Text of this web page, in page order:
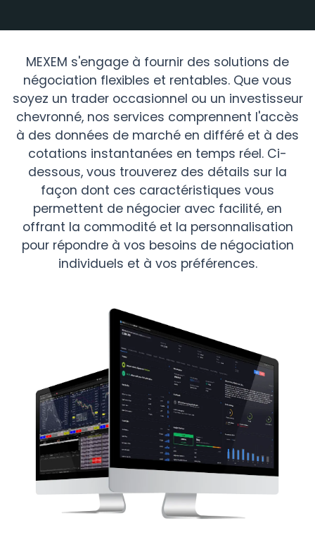
MEXEM s'engage à fournir des solutions de
négociation flexibles et rentables. Que vous
soyez un trader occasionnel ou un investisseur
chevronné, nos services comprennent l'accès
à des données de marché en différé et à des
cotations instantanées en temps réel. Ci-
dessous, vous trouverez des détails sur la
façon dont ces caractéristiques vous
permettent de négocier avec facilité, en
offrant la commodité et la personnalisation
pour répondre à vos besoins de négociation
individuels et à vos préférences.